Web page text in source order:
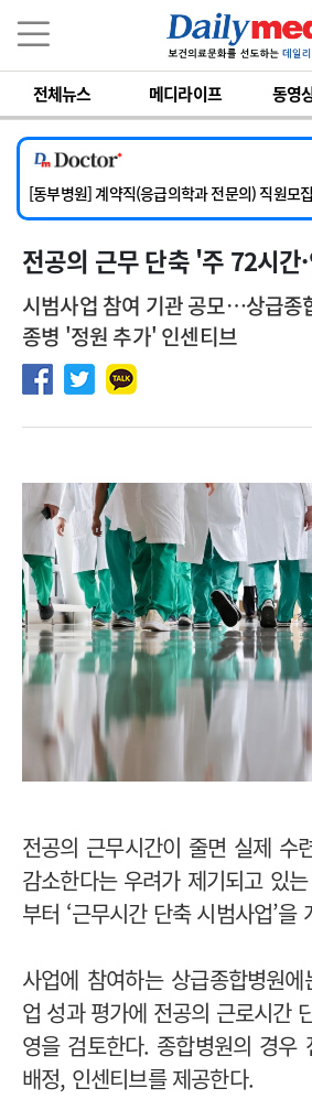
전체뉴스 메디라이프 동영
[서울아산병원] 2026년 하반기 인턴 모집
[영남대학교의료원] 마취통증의학과 임기제 임
[충남대학교병원] 소아청소년과(소아응급전담)
[동부병원] 계약직(응급의학과 전문의) 직원모집
[이대목동병원] 하반기 전공의(레지던트1년차)
[서울아산병원] 2026년 하반기 인턴 모집
전공의 근무 단축 '주 72시간
시범사업 참여 기관 공모…상급종
종병 '정원 추가' 인센티브
전공의 근무시간이 줄면 실제 수
감소한다는 우려가 제기되고 있
부터 ‘근무시간 단축 시범사업’을
사업에 참여하는 상급종합병원
업 성과 평가에 전공의 근로시간
영을 검토한다. 종합병원의 경우
배정, 인센티브를 제공한다.